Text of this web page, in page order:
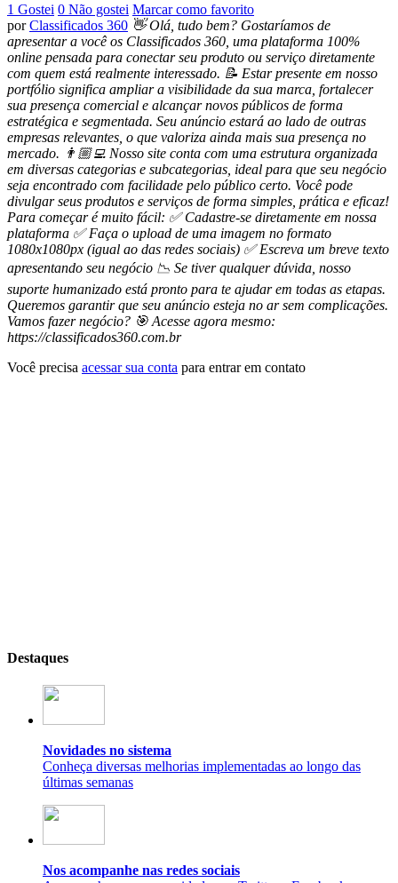
1 Gostei 0 Não gostei Marcar como favorito
porClassificados 360 👋 Olá, tudo bem? Gostaríamos de
apresentar a você os Classificados 360, uma plataforma 100%
online pensada para conectar seu produto ou serviço diretamente
com quem está realmente interessado. 📝 Estar presente em nosso
portfólio significa ampliar a visibilidade da sua marca, fortalecer
sua presença comercial e alcançar novos públicos de forma
estratégica e segmentada. Seu anúncio estará ao lado de outras
empresas relevantes, o que valoriza ainda mais sua presença no
mercado. 👨🏼‍💻 Nosso site conta com uma estrutura organizada
em diversas categorias e subcategorias, ideal para que seu negócio
seja encontrado com facilidade pelo público certo. Você pode
divulgar seus produtos e serviços de forma simples, prática e eficaz!
Para começar é muito fácil: ✅ Cadastre-se diretamente em nossa
plataforma ✅ Faça o upload de uma imagem no formato
1080x1080px (igual ao das redes sociais) ✅ Escreva um breve texto
apresentando seu negócio 📉 Se tiver qualquer dúvida, nosso
suporte humanizado está pronto para te ajudar em todas as etapas.
Queremos garantir que seu anúncio esteja no ar sem complicações.
Vamos fazer negócio? 🎯 Acesse agora mesmo:
https://classificados360.com.br
Você precisa acessar sua conta para entrar em contato
Destaques
Novidades no sistema
Conheça diversas melhorias implementadas ao longo das
últimas semanas
Nos acompanhe nas redes sociais